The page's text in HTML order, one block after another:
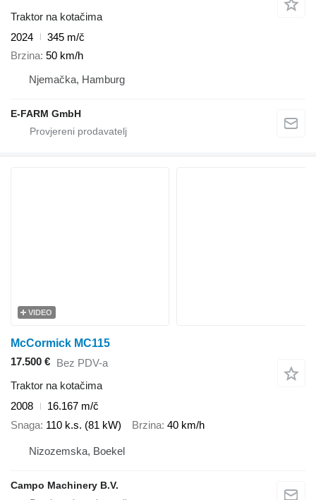
Traktor na kotačima
2024
345 m/č
Brzina 50 km/h
Njemačka, Hamburg
E-FARM GmbH
VIDEO
McCormick MC115
17.500 € Bez PDV-a
Traktor na kotačima
2008
16.167 m/č
Snaga 110 k.s. (81 kW) Brzina 40 km/h
Nizozemska, Boekel
Campo Machinery B.V.